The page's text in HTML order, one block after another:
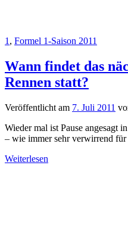
1 , Formel 1-Saison 2011
Wann findet das
Rennen statt?
Veröffentlicht am 7. Juli 2011
Wieder mal ist Pause angesagt
– wie immer sehr verwirrend für
Weiterlesen